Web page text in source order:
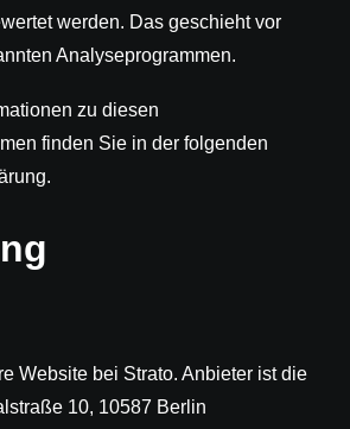
werden. Das geschieht vor
Analyseprogrammen.
zu diesen
finden Sie in der folgenden
Website bei Strato. Anbieter ist die
10, 10587 Berlin